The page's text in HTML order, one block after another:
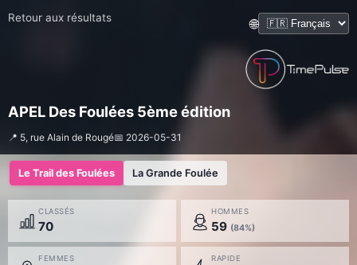
Retour aux résultats 🌐
APEL Des Foulées 5ème édition
📍 5, rue Alain de Rougé📅 2026-05-31
Le Trail des Foulées La Grande Foulée
CLASSÉS
70
HOMMES
59 (84%)
FEMMES RAPIDE